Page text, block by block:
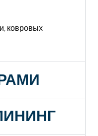
ковровых